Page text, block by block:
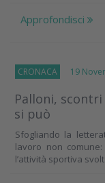
Approfondisci
CRONACA 19
Palloni,
si può
Sfogliando la
lavoro non
l’attività sportiva